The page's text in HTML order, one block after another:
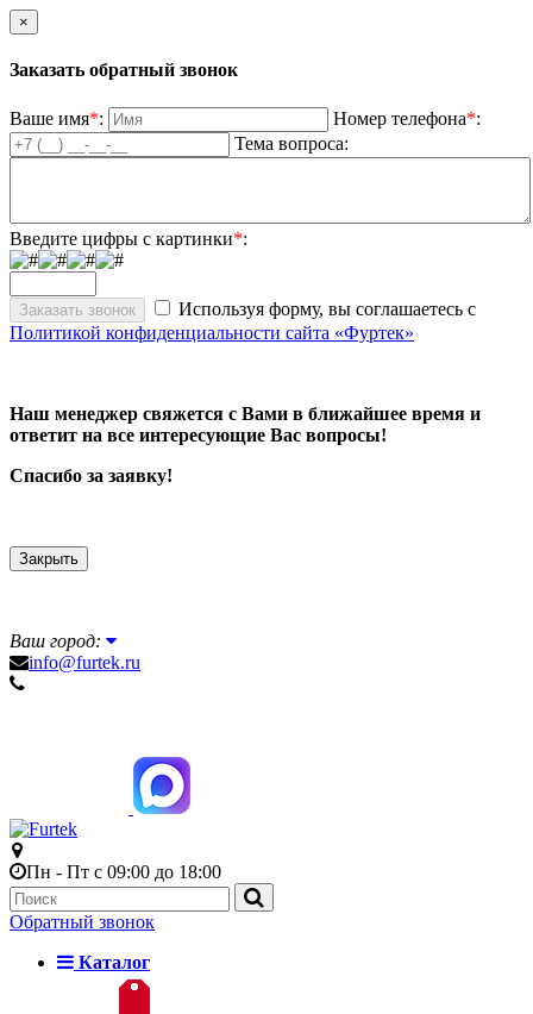
×
Заказать обратный звонок
Ваше имя*: Номер телефона*:
Тема вопроса:
Введите цифры с картинки*:
Используя форму, вы соглашаетесь с
Политикой конфиденциальности сайта «Фуртек»
Наш менеджер свяжется с Вами в ближайшее время и
ответит на все интересующие Вас вопросы!
Спасибо за заявку!
Закрыть
Ваш город:
info@furtek.ru
Пн - Пт с 09:00 до 18:00
Обратный звонок
Каталог